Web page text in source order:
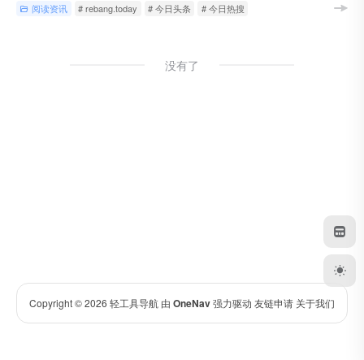
阅读资讯 # rebang.today # 今日头条 # 今日热搜
没有了
Copyright © 2026 轻工具导航 由 OneNav强力驱动 友链申请 关于我们